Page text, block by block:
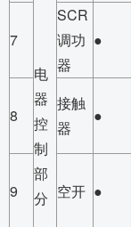
电
器
控
制
部
分
7
SCR
调功
器
●
8
接触
器
●
9 空开 ●